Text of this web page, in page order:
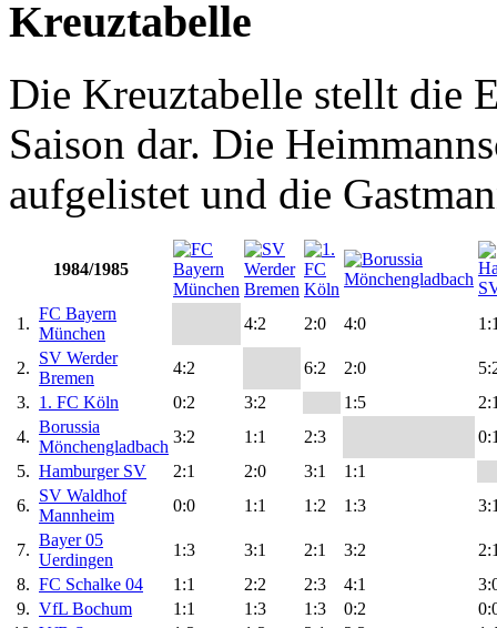
Kreuztabelle
Die Kreuztabelle stellt die
Saison dar. Die
aufgelistet und die
1984/1985
1.
FC Bayern
München
4:2 2:0 4:0
2.
SV Werder
Bremen
4:2 6:2 2:0
3. 1. FC Köln 0:2 3:2 1:5
4.
Borussia
Mönchengladbach
3:2 1:1 2:3
5. Hamburger SV 2:1 2:0 3:1
1:1
6.
SV Waldhof
Mannheim
0:0 1:1 1:2 1:3
7.
Bayer 05
Uerdingen
1:3 3:1 2:1 3:2
8. FC Schalke 04 1:1 2:2 2:3 4:1
9. VfL Bochum 1:1 1:3 1:3 0:2